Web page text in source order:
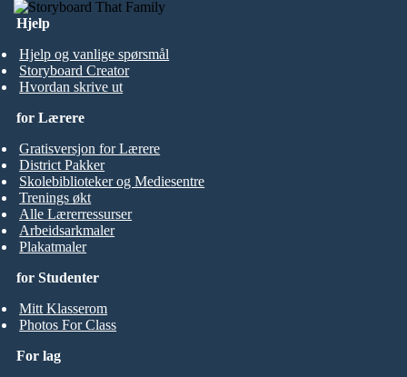
Hjelp
Hjelp og vanlige spørsmål
Storyboard Creator
Hvordan skrive ut
for Studenter
Mitt Klasserom
Photos For Class
for Lærere
Gratisversjon for Lærere
District Pakker
Skolebiblioteker og Mediesentre
Trenings økt
Alle Lærerressurser
Arbeidsarkmaler
Plakatmaler
For lag